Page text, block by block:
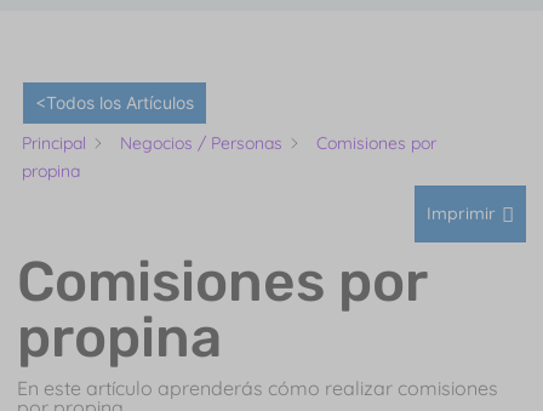
<Todos los Artículos
Principal Negocios / Personas
Comisiones por
propina
Imprimir
Comisiones por
propina
En este artículo aprenderás cómo realizar comisiones